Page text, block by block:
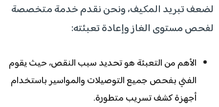
لضعف تبريد المكيف، ونحن نقدم خدمة متخصصة
لفحص مستوى الغاز وإعادة تعبئته:
الأهم من التعبئة هو تحديد سبب النقص، حيث يقوم
الفني بفحص جميع التوصيلات والمواسير باستخدام
أجهزة كشف تسريب متطورة.